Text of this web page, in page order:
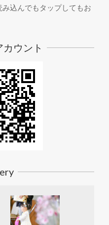
込んでもタップしてもお
ウント